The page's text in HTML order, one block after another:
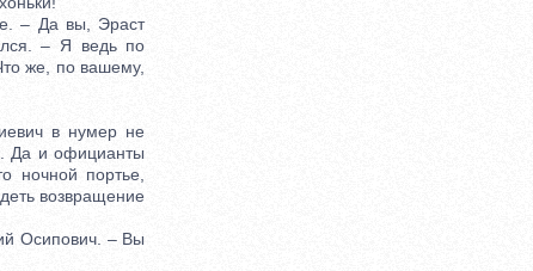
– Да вы, Эраст
– Я ведь по
же, по вашему,
в нумер не
Да и официанты
ночной портье,
возвращение
Осипович. – Вы